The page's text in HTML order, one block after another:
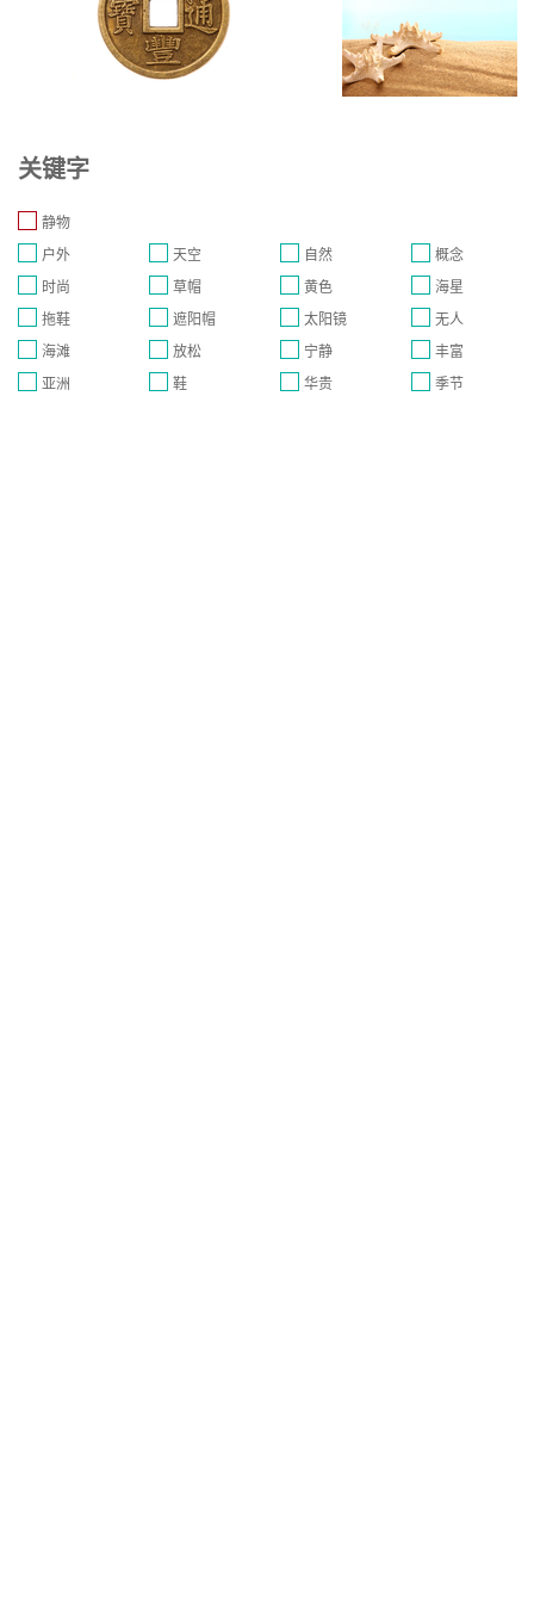
关键字
静物
户外
天空 自然
概念
时尚
草帽 黄色
海星
拖鞋
遮阳帽 太阳镜
无人
海滩
放松 宁静
丰富
亚洲
鞋 华贵 季节